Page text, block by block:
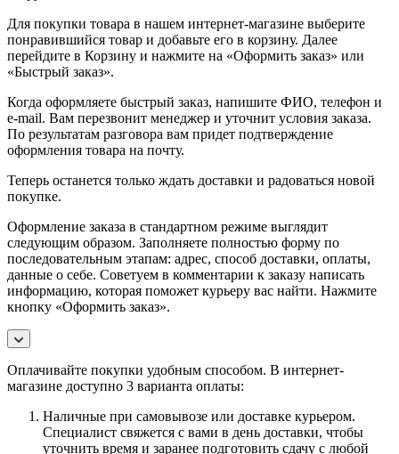
Для покупки товара в нашем интернет-магазине выберите
понравившийся товар и добавьте его в корзину. Далее
перейдите в Корзину и нажмите на «Оформить заказ» или
«Быстрый заказ».
Когда оформляете быстрый заказ, напишите ФИО, телефон и
e-mail. Вам перезвонит менеджер и уточнит условия заказа.
По результатам разговора вам придет подтверждение
оформления товара на почту.
Теперь останется только ждать доставки и радоваться новой
покупке.
Оформление заказа в стандартном режиме выглядит
следующим образом. Заполняете полностью форму по
последовательным этапам: адрес, способ доставки, оплаты,
данные о себе. Советуем в комментарии к заказу написать
информацию, которая поможет курьеру вас найти. Нажмите
кнопку «Оформить заказ».
Оплачивайте покупки удобным способом. В интернет-
магазине доступно 3 варианта оплаты:
Наличные при самовывозе или доставке курьером.
Специалист свяжется с вами в день доставки, чтобы
уточнить время и заранее подготовить сдачу с любой